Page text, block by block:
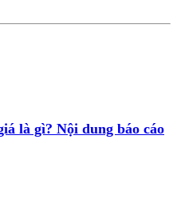
là gì? Nội dung báo cáo